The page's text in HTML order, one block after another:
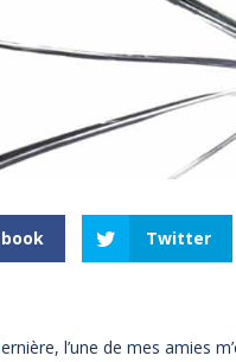
Twitter
l’une de mes amies